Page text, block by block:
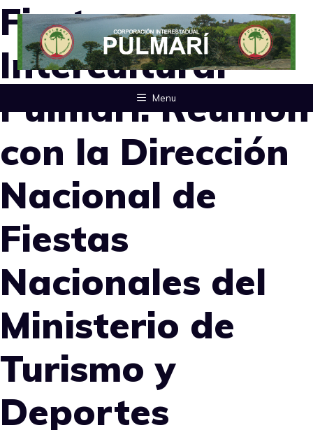
Saltar
al
contenido
Menu
Fiesta
Intercultural
Pulmarí: Reunión
con la Dirección
Nacional de
Fiestas
Nacionales del
Ministerio de
Turismo y
Deportes